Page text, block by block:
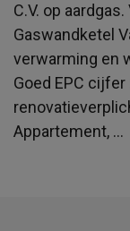
C.V. op
Gaswandketel
verwarming en
Goed EPC cijfer
Appartement, ...